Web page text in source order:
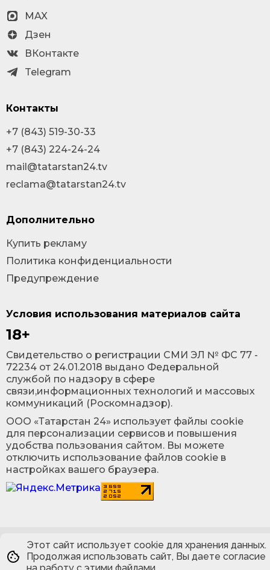
Условия использования материалов сайта
18+
Cвидетельство о регистрации СМИ ЭЛ № ФС 77 -
72234 от 24.01.2018 выдано Федеральной
службой по надзору в сфере
связи,информационных технологий и массовых
коммуникаций (Роскомнадзор).
ООО «Татарстан 24» использует файлы cookie
для персонализации сервисов и повышения
удобства пользования сайтом. Вы можете
отключить использование файлов cookie в
настройках вашего браузера.
MAX
Дзен
ВКонтакте
Telegram
Контакты
+7 (843) 519-30-33
+7 (843) 224-24-24
mail@tatarstan24.tv
reclama@tatarstan24.tv
Дополнительно
Купить рекламу
Политика конфиденциальности
Предупреждение
Этот сайт использует cookie для хранения данных.
Продолжая использовать сайт, Вы даете согласие